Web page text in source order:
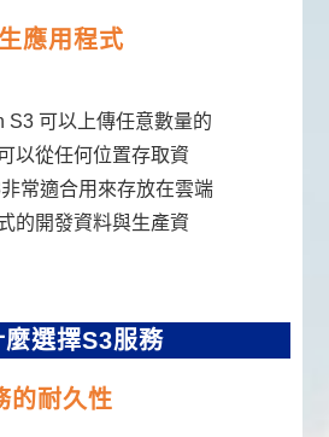
應用程式
S3 可以上傳任意數量的
以從任何位置存取資
常適合用來存放在雲端
的開發資料與生產資
麼選擇S3服務
的耐久性